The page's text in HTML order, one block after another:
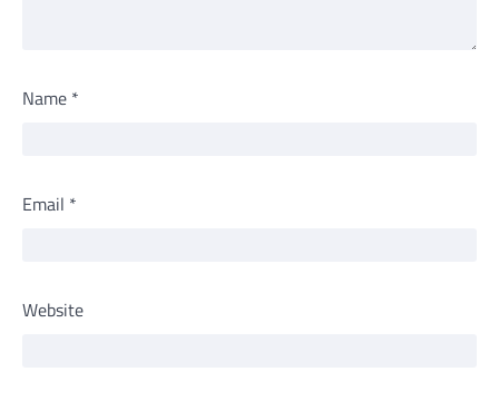
Name *
Email *
Website